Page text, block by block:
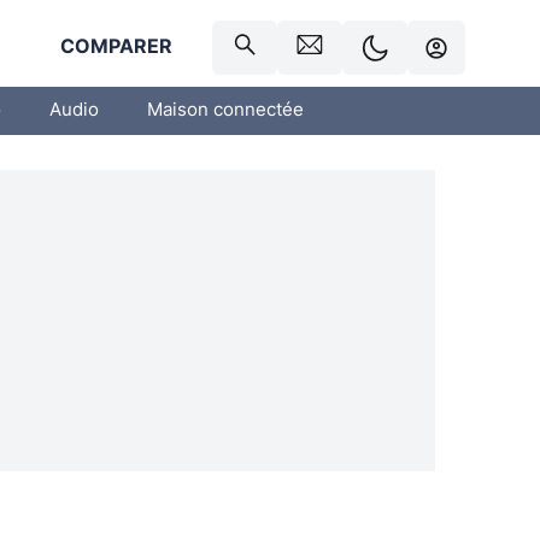
COMPARER
Audio Maison connectée